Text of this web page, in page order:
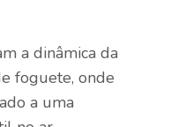
a dinâmica da
foguete, onde
a uma